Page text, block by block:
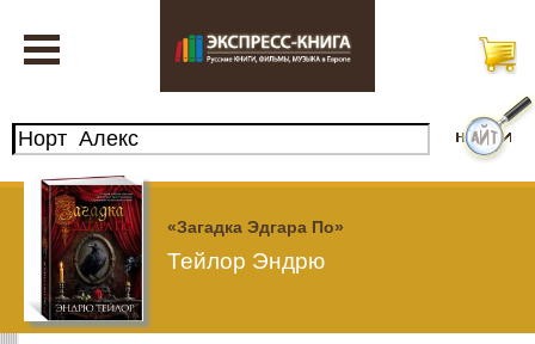
«Загадка Эдгара По»
Тейлор Эндрю